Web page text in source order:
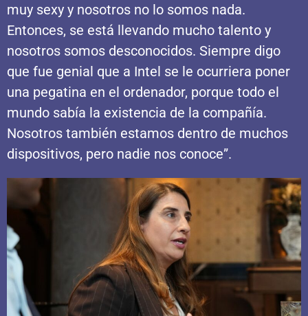
muy sexy y nosotros no lo somos nada.
Entonces, se está llevando mucho talento y
nosotros somos desconocidos. Siempre digo
que fue genial que a Intel se le ocurriera poner
una pegatina en el ordenador, porque todo el
mundo sabía la existencia de la compañía.
Nosotros también estamos dentro de muchos
dispositivos, pero nadie nos conoce”.